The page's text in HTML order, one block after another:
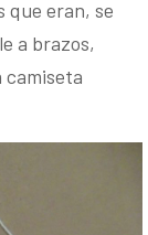
que eran, se
a brazos,
camiseta